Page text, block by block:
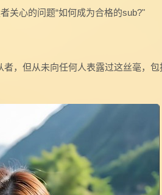
关心的问题“如何成为合格的sub?"
，但从未向任何人表露过这丝毫，